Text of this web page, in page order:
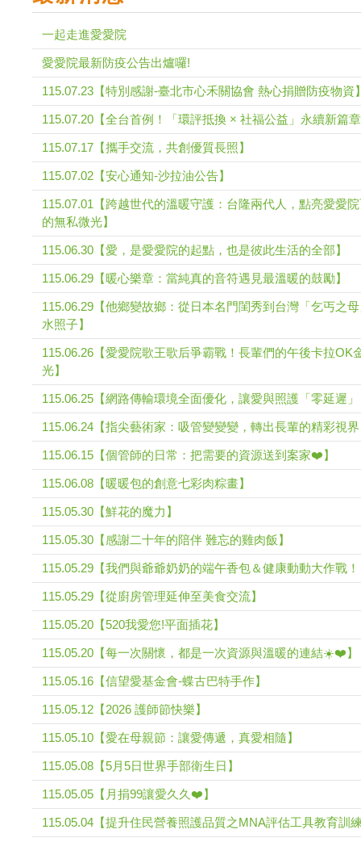
一起走進愛愛院
愛愛院最新防疫公告出爐囉!
115.07.23【特別感謝-臺北市心禾關協會 熱心捐贈防疫物資
115.07.20【全台首例！「環評抵換 × 社福公益」永續新篇
115.07.17【攜手交流，共創優質長照】
115.07.02【安心通知-沙拉油公告】
115.07.01【跨越世代的溫暖守護：台隆兩代人，點亮愛愛
的無私微光】
115.06.30【愛，是愛愛院的起點，也是彼此生活的全部】
115.06.29【暖心樂章：當純真的音符遇見最溫暖的鼓勵】
115.06.29【他鄉變故鄉：從日本名門閨秀到台灣「乞丐之
水照子】
115.06.26【愛愛院歌王歌后爭霸戰！長輩們的午後卡拉OK
光】
115.06.25【網路傳輸環境全面優化，讓愛與照護「零延遲
115.06.24【指尖藝術家：吸管變變變，轉出長輩的精彩視
115.06.15【個管師的日常：把需要的資源送到案家❤️】
115.06.08【暖暖包的創意七彩肉粽畫】
115.05.30【鮮花的魔力】
115.05.30【感謝二十年的陪伴 難忘的雞肉飯】
115.05.29【我們與爺爺奶奶的端午香包＆健康動動大作戰
115.05.29【從廚房管理延伸至美食交流】
115.05.20【520我愛您!平面插花】
115.05.20【每一次關懷，都是一次資源與溫暖的連結☀️❤️】
115.05.16【信望愛基金會-蝶古巴特手作】
115.05.12【2026 護師節快樂】
115.05.10【愛在母親節：讓愛傳遞，真愛相隨】
115.05.08【5月5日世界手部衛生日】
115.05.05【月捐99讓愛久久❤️】
115.05.04【提升住民營養照護品質之MNA評估工具教育訓